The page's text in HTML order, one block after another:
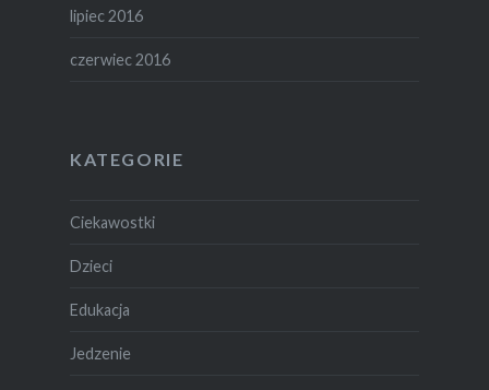
lipiec 2016
czerwiec 2016
KATEGORIE
Ciekawostki
Dzieci
Edukacja
Jedzenie